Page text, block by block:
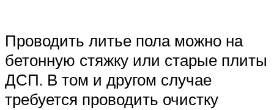
Проводить литье пола можно на
бетонную стяжку или старые плиты
ДСП. В том и другом случае
требуется проводить очистку